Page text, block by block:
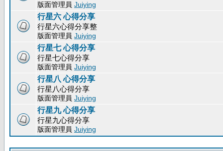
版面管理員 Juiying
行星六 心得分享
行星六心得分享整
版面管理員 Juiying
行星七 心得分享
行星七心得分享
版面管理員 Juiying
行星八 心得分享
行星八心得分享
版面管理員 Juiying
行星九 心得分享
行星九心得分享
版面管理員 Juiying